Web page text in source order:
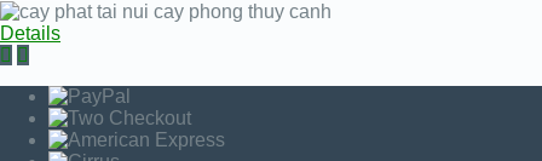
Details